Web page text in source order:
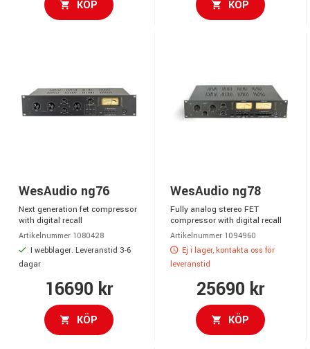
KÖP KÖP
WesAudio ng76
Next generation fet compressor
with digital recall
Artikelnummer 1080428
I webblager. Leveranstid 3-6
dagar
16690 kr
KÖP
WesAudio ng78
Fully analog stereo FET
compressor with digital recall
Artikelnummer 1094960
Ej i lager, kontakta oss för
leveranstid
25690 kr
KÖP